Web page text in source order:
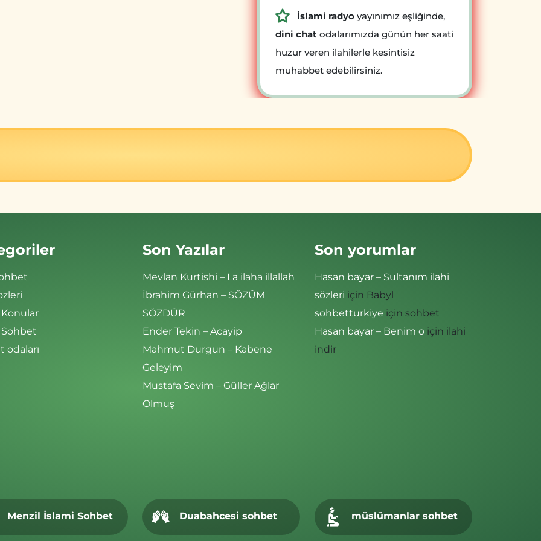
İslami radyo yayınımız eşliğinde,
dini chat odalarımızda günün her saati
huzur veren ilahilerle kesintisiz
muhabbet edebilirsiniz.
odaları
Son Yazılar
Mevlan Kurtishi – La ilaha illallah
İbrahim Gürhan – SÖZÜM
SÖZDÜR
Ender Tekin – Acayip
Mahmut Durgun – Kabene
Geleyim
Mustafa Sevim – Güller Ağlar
Olmuş
Son yorumlar
Hasan bayar – Sultanım ilahi
sözleri için Babyl
sohbetturkiye için sohbet
Hasan bayar – Benim o için ilahi
indir
Menzil İslami Sohbet Duabahcesi sohbet müslümanlar sohbet